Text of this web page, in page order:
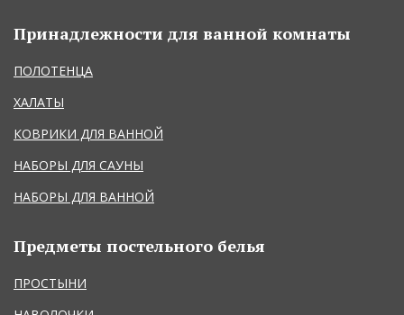
Принадлежности для ванной комнаты
ПОЛОТЕНЦА
ХАЛАТЫ
КОВРИКИ ДЛЯ ВАННОЙ
НАБОРЫ ДЛЯ САУНЫ
НАБОРЫ ДЛЯ ВАННОЙ
Предметы постельного белья
ПРОСТЫНИ